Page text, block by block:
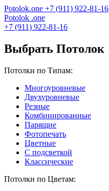
Potolok.one +7 (911) 922-81-16
Potolok .one
+7 (911) 922-81-16
Выбрать Потолок
Потолки по Типам:
Многоуровневые
Двухуровневые
Резные
Комбинированные
Парящие
Фотопечать
Цветные
С подсветкой
Классические
Потолки по Цветам: